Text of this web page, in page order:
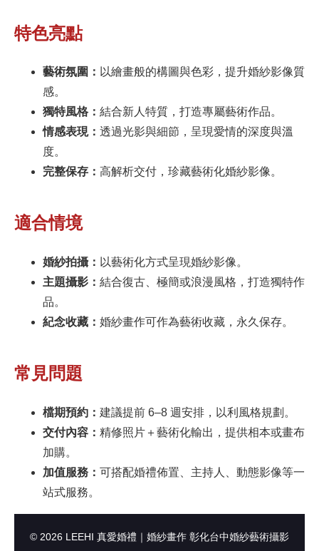
特色亮點
藝術氛圍： 以繪畫般的構圖與色彩，提升婚紗影像質
感。
獨特風格： 結合新人特質，打造專屬藝術作品。
情感表現： 透過光影與細節，呈現愛情的深度與溫
度。
完整保存： 高解析交付，珍藏藝術化婚紗影像。
適合情境
婚紗拍攝： 以藝術化方式呈現婚紗影像。
主題攝影： 結合復古、極簡或浪漫風格，打造獨特作
品。
紀念收藏： 婚紗畫作可作為藝術收藏，永久保存。
常見問題
檔期預約： 建議提前 6–8 週安排，以利風格規劃。
交付內容： 精修照片＋藝術化輸出，提供相本或畫布
加購。
加值服務： 可搭配婚禮佈置、主持人、動態影像等一
站式服務。
© 2026 LEEHI 真愛婚禮｜婚紗畫作 彰化台中婚紗藝術攝影